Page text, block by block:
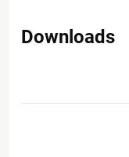
Downloads